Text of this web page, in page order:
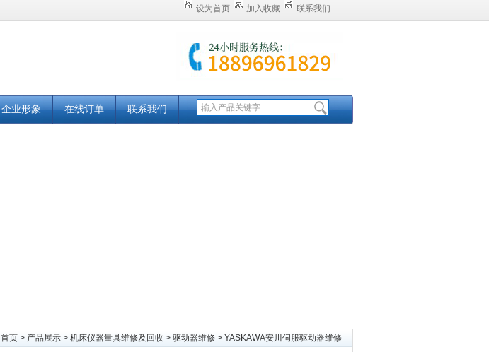
设为首页 加入收藏 联系我们
企业形象 在线订单 联系我们
首页 > 产品展示 > 机床仪器量具维修及回收 > 驱动器维修 > YASKAWA安川伺服驱动器维修